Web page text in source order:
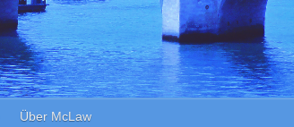
Über McLaw